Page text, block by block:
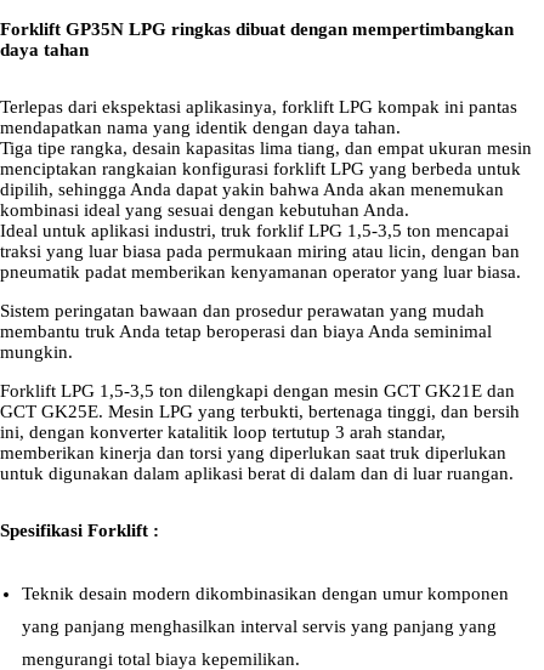
Forklift GP35N LPG ringkas dibuat dengan mempertimbangkan
daya tahan
Terlepas dari ekspektasi aplikasinya, forklift LPG kompak ini pantas
mendapatkan nama yang identik dengan daya tahan.
Tiga tipe rangka, desain kapasitas lima tiang, dan empat ukuran mesin
menciptakan rangkaian konfigurasi forklift LPG yang berbeda untuk
dipilih, sehingga Anda dapat yakin bahwa Anda akan menemukan
kombinasi ideal yang sesuai dengan kebutuhan Anda.
Ideal untuk aplikasi industri, truk forklif LPG 1,5-3,5 ton mencapai
traksi yang luar biasa pada permukaan miring atau licin, dengan ban
pneumatik padat memberikan kenyamanan operator yang luar biasa.
Sistem peringatan bawaan dan prosedur perawatan yang mudah
membantu truk Anda tetap beroperasi dan biaya Anda seminimal
mungkin.
Forklift LPG 1,5-3,5 ton dilengkapi dengan mesin GCT GK21E dan
GCT GK25E. Mesin LPG yang terbukti, bertenaga tinggi, dan bersih
ini, dengan konverter katalitik loop tertutup 3 arah standar,
memberikan kinerja dan torsi yang diperlukan saat truk diperlukan
untuk digunakan dalam aplikasi berat di dalam dan di luar ruangan.
Spesifikasi Forklift :
Teknik desain modern dikombinasikan dengan umur komponen
yang panjang menghasilkan interval servis yang panjang yang
mengurangi total biaya kepemilikan.